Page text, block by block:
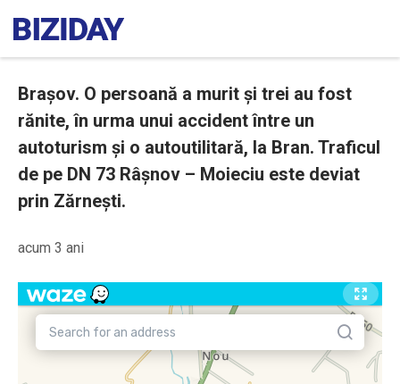
Brașov. O persoană a murit și trei au fost
rănite, în urma unui accident între un
autoturism și o autoutilitară, la Bran. Traficul
de pe DN 73 Râşnov – Moieciu este deviat
prin Zărnești.
acum 3 ani